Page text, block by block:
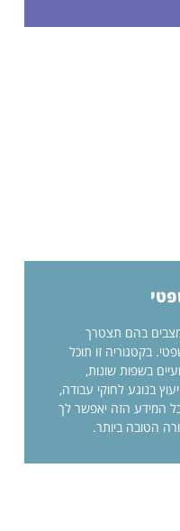
מצבים בהם תצטרך
בקטגוריה זו תוכל
בשפות שונות,
בנוגע לחוקי עבודה,
כל המידע הזה יאפשר לך
הטובה ביותר.